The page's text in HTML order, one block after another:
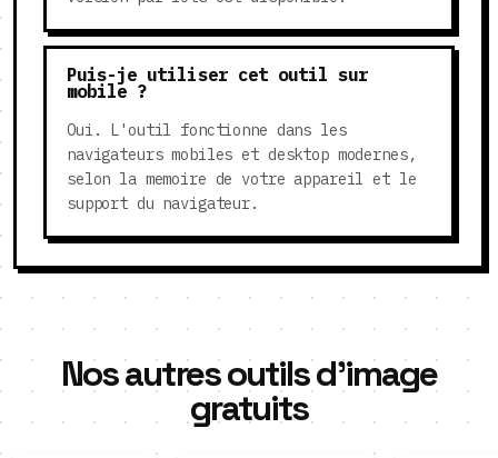
Puis-je utiliser cet outil sur
mobile ?
Oui. L'outil fonctionne dans les
navigateurs mobiles et desktop modernes,
selon la memoire de votre appareil et le
support du navigateur.
Nos autres outils d'image
gratuits